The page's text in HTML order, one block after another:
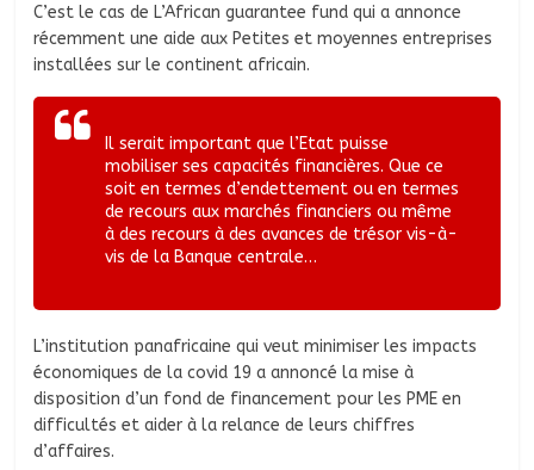
C’est le cas de L’African guarantee fund qui a annonce
récemment une aide aux Petites et moyennes entreprises
installées sur le continent africain.
Il serait important que l’Etat puisse
mobiliser ses capacités financières. Que ce
soit en termes d’endettement ou en termes
de recours aux marchés financiers ou même
à des recours à des avances de trésor vis-à-
vis de la Banque centrale…
L’institution panafricaine qui veut minimiser les impacts
économiques de la covid 19 a annoncé la mise à
disposition d’un fond de financement pour les PME en
difficultés et aider à la relance de leurs chiffres
d’affaires.